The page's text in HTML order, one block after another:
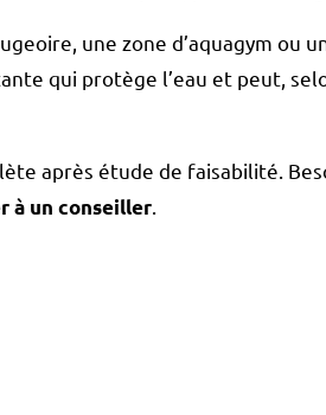
une zone d’aquagym ou
qui protège l’eau et peut,
après étude de faisabilité.
à un conseiller